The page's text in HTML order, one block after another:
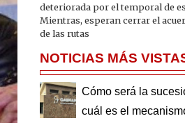
deteriorada por el temporal de
Mientras, esperan cerrar el
de las rutas
NOTICIAS MÁS
Cómo será la
cuál es el